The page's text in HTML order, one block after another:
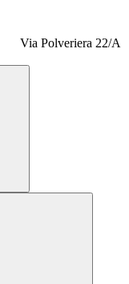
Via Polveriera 22/A